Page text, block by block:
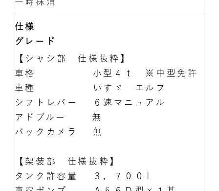
仕様
グレード
【シャシ部 仕様抜粋】
車格 小型４ｔ ※中型免許
車種 いすゞ エルフ
シフトレバー ６速マニュアル
アドブルー 無
バックカメラ 無
【架装部 仕様抜粋】
タンク許容量 ３，７００Ｌ